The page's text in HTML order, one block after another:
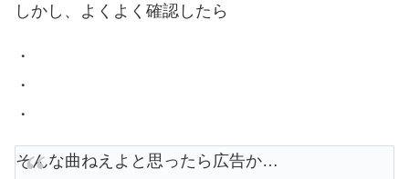
しかし、よくよく確認したら
・
・
・
そんな曲ねえよと思ったら広告か…